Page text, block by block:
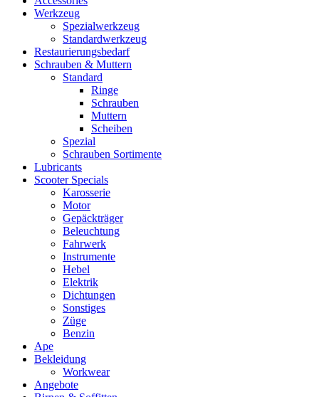
Werkzeug
Spezialwerkzeug
Standardwerkzeug
Restaurierungsbedarf
Schrauben & Muttern
Standard
Ringe
Schrauben
Muttern
Scheiben
Spezial
Schrauben Sortimente
Lubricants
Scooter Specials
Karosserie
Motor
Gepäckträger
Beleuchtung
Fahrwerk
Instrumente
Hebel
Elektrik
Dichtungen
Sonstiges
Züge
Benzin
Ape
Bekleidung
Workwear
Angebote